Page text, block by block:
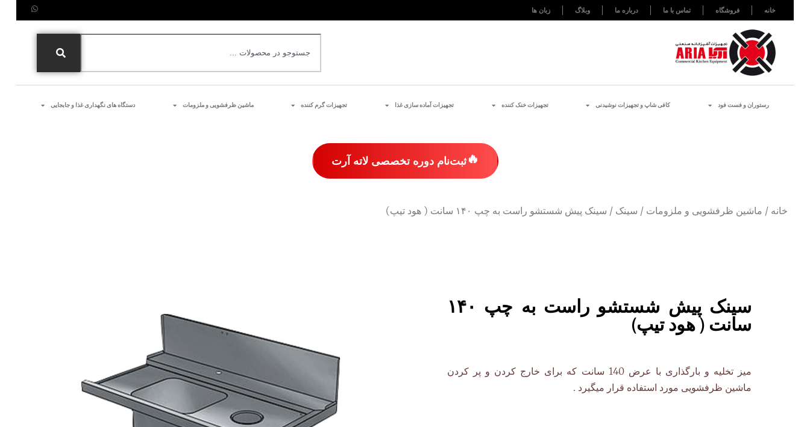
خانه فروشگاه تماس با ما درباره ما وبلاگ زبان ها
رستوران و فست فود کافی شاپ و تجهیزات نوشیدنی تجهیزات خنک کننده تجهیزات آماده سازی غذا تجهیزات گرم کننده ماشین ظرفشویی و ملزومات دستگاه های نگهداری غذا و جابجایی
🔥ثبت‌نام دوره تخصصی لاته آرت
خانه / ماشین ظرفشویی و ملزومات / سینک / سینک پیش شستشو راست به چپ ۱۴۰ سانت ( هود تیپ)
سینک پیش شستشو راست به چپ ۱۴۰
سانت ( هود تیپ)
میز تخلیه و بارگذاری با عرض 140 سانت که برای خارج کردن و پر کردن
ماشین ظرفشویی مورد استفاده قرار میگیرد .